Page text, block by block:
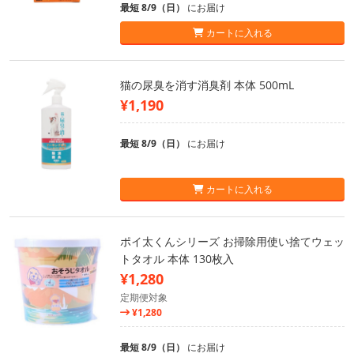
最短 8/9（日） にお届け
カートに入れる
猫の尿臭を消す消臭剤 本体 500mL
¥1,190
最短 8/9（日） にお届け
カートに入れる
ポイ太くんシリーズ お掃除用使い捨てウェッ
トタオル 本体 130枚入
¥1,280
定期便対象
¥1,280
最短 8/9（日） にお届け